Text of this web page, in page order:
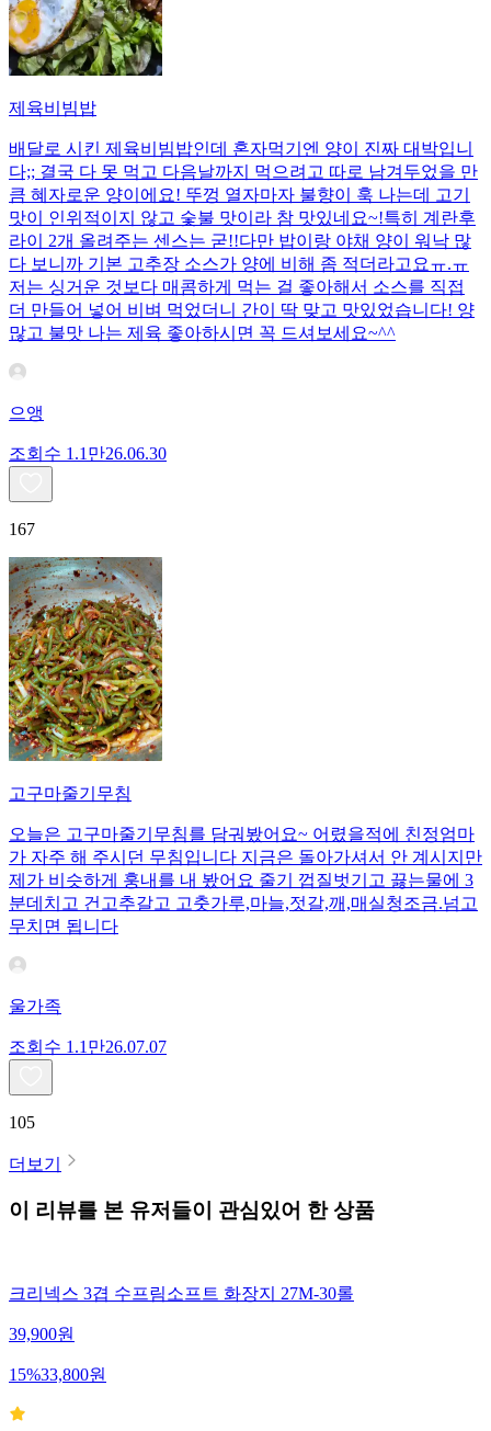
제육비빔밥
배달로 시킨 제육비빔밥인데 혼자먹기엔 양이 진짜 대박입니
다;; 결국 다 못 먹고 다음날까지 먹으려고 따로 남겨두었을 만
큼 혜자로운 양이에요! 뚜껑 열자마자 불향이 훅 나는데 고기
맛이 인위적이지 않고 숯불 맛이라 참 맛있네요~!특히 계란후
라이 2개 올려주는 센스는 굳!! ​다만 밥이랑 야채 양이 워낙 많
다 보니까 기본 고추장 소스가 양에 비해 좀 적더라고요ㅠ.ㅠ
저는 싱거운 것보다 매콤하게 먹는 걸 좋아해서 소스를 직접
더 만들어 넣어 비벼 먹었더니 간이 딱 맞고 맛있었습니다! 양
많고 불맛 나는 제육 좋아하시면 꼭 드셔보세요~^^
으앵
조회수 1.1만26.06.30
167
고구마줄기무침
오늘은 고구마줄기무침를 담궈봤어요~ 어렸을적에 친정엄마
가 자주 해 주시던 무침입니다 지금은 돌아가셔서 안 계시지만
제가 비슷하게 훙내를 내 봤어요 줄기 껍질벗기고 끓는물에 3
분데치고 건고추갈고 고춧가루,마늘,젓갈,깨,매실청조금.넘고
무치면 됩니다
울가족
조회수 1.1만26.07.07
105
더보기
이 리뷰를 본 유저들이 관심있어 한 상품
크리넥스 3겹 수프림소프트 화장지 27M-30롤
39,900원
15%33,800원